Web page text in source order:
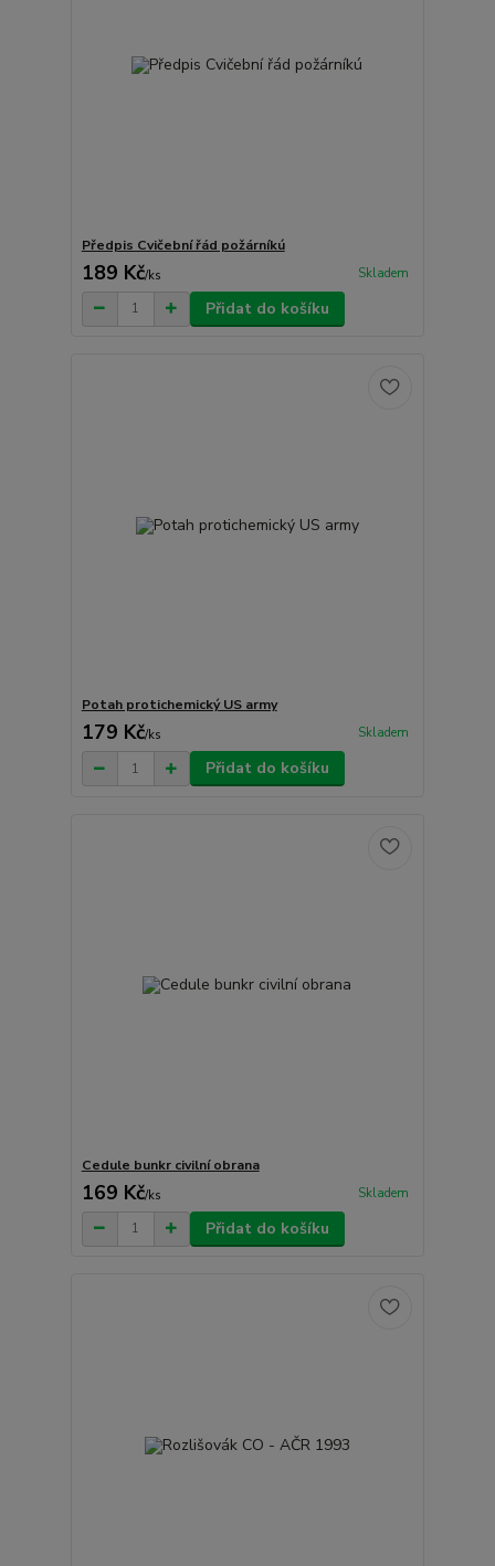
Předpis Cvičební řád požárníkú
189 Kč/ks Skladem
Přidat do košíku
Potah protichemický US army
179 Kč/ks Skladem
Přidat do košíku
Cedule bunkr civilní obrana
169 Kč/ks Skladem
Přidat do košíku